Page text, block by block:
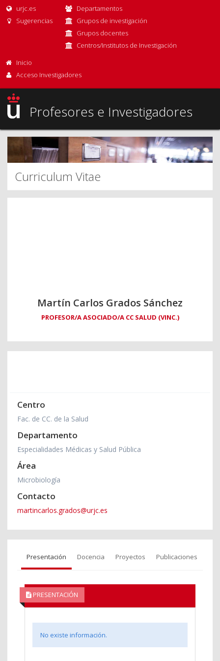
urjc.es
Sugerencias
Departamentos
Grupos de investigación
Grupos docentes
Centros/Institutos de Investigación
Inicio
Acceso Investigadores
Profesores e Investigadores
Curriculum Vitae
Martín Carlos Grados Sánchez
PROFESOR/A ASOCIADO/A CC SALUD (VINC.)
Centro
Fac. de CC. de la Salud
Departamento
Especialidades Médicas y Salud Pública
Área
Microbiología
Contacto
martincarlos.grados@urjc.es
Presentación Docencia Proyectos Publicaciones
PRESENTACIÓN
No existe información.